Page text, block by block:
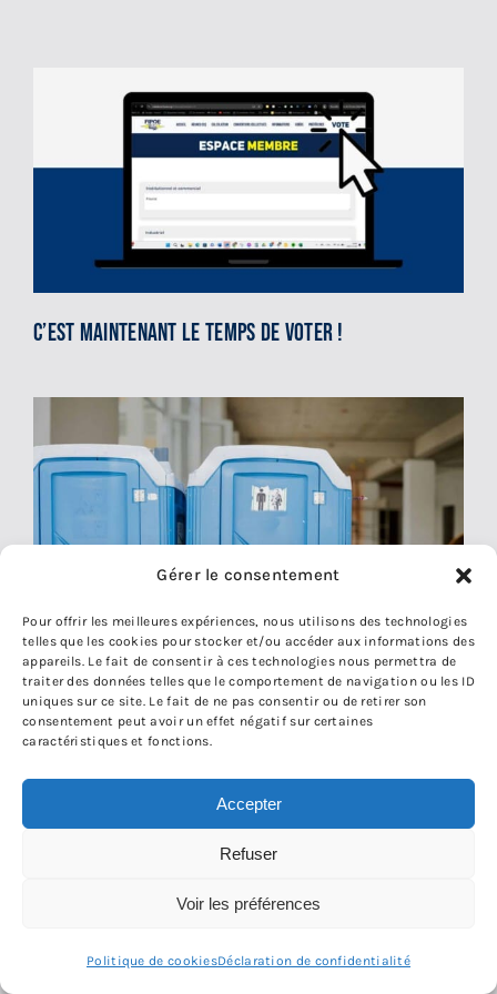
Gérer le consentement
Pour offrir les meilleures expériences, nous utilisons des technologies
telles que les cookies pour stocker et/ou accéder aux informations des
appareils. Le fait de consentir à ces technologies nous permettra de
traiter des données telles que le comportement de navigation ou les ID
uniques sur ce site. Le fait de ne pas consentir ou de retirer son
consentement peut avoir un effet négatif sur certaines
caractéristiques et fonctions.
Accepter
Refuser
Voir les préférences
Politique de cookiesDéclaration de confidentialité
C’est maintenant le temps de voter !
Des toilettes dignes sur les chantiers, un
minimum !